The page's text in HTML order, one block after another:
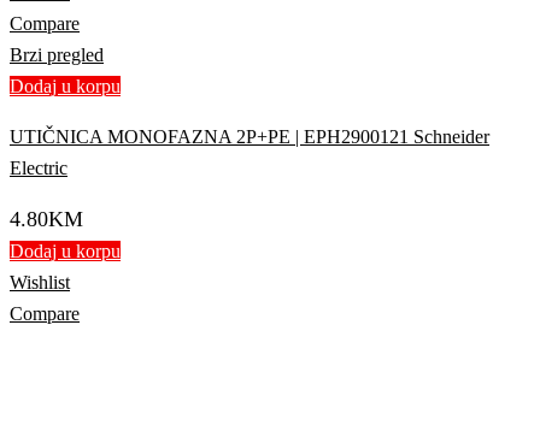
Compare
Brzi pregled
Dodaj u korpu
UTIČNICA MONOFAZNA 2P+PE | EPH2900121 Schneider
Electric
4.80KM
Dodaj u korpu
Wishlist
Compare